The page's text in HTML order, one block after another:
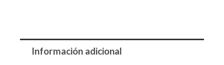
Información adicional